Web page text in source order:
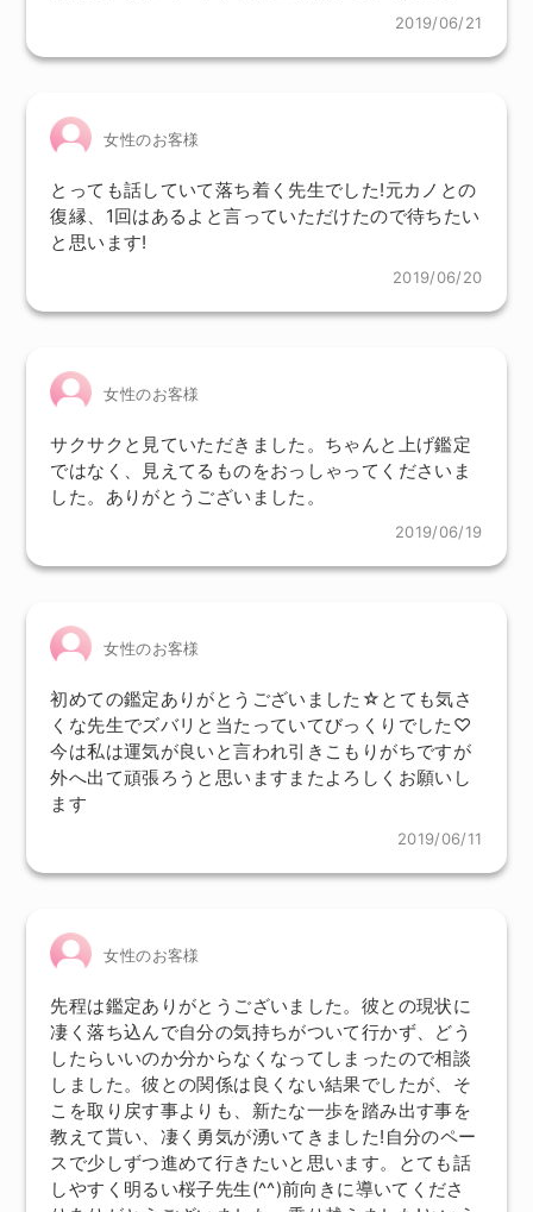
2019/06/21
女性のお客様
とっても話していて落ち着く先生でした!元カノとの
復縁、1回はあるよと言っていただけたので待ちたい
と思います!
2019/06/20
女性のお客様
サクサクと見ていただきました。ちゃんと上げ鑑定
ではなく、見えてるものをおっしゃってくださいま
した。ありがとうございました。
2019/06/19
女性のお客様
初めての鑑定ありがとうございました☆とても気さ
くな先生でズバリと当たっていてびっくりでした♡
今は私は運気が良いと言われ引きこもりがちですが
外へ出て頑張ろうと思いますまたよろしくお願いし
ます
2019/06/11
女性のお客様
先程は鑑定ありがとうございました。彼との現状に
凄く落ち込んで自分の気持ちがついて行かず、どう
したらいいのか分からなくなってしまったので相談
しました。彼との関係は良くない結果でしたが、そ
こを取り戻す事よりも、新たな一歩を踏み出す事を
教えて貰い、凄く勇気が湧いてきました!自分のペー
スで少しずつ進めて行きたいと思います。とても話
しやすく明るい桜子先生(^^)前向きに導いてくださ